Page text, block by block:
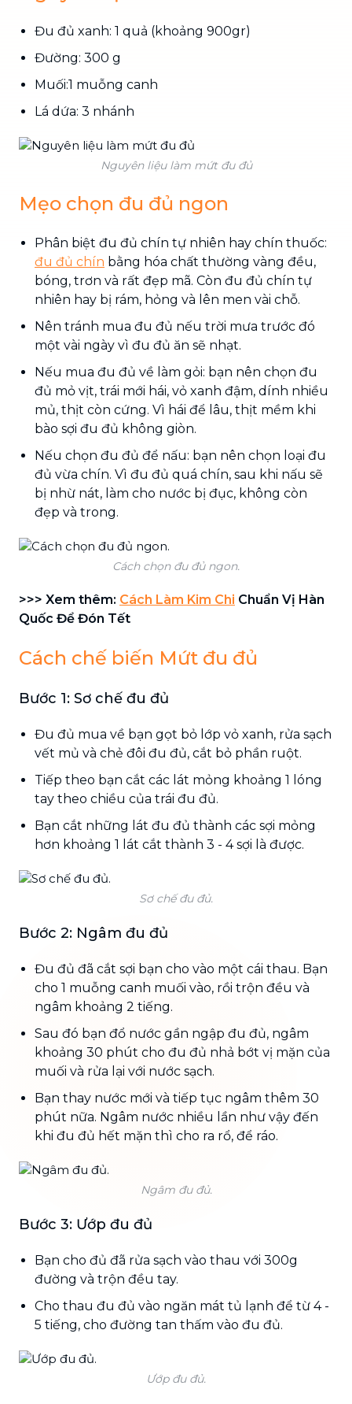
Đu đủ xanh: 1 quả (khoảng 900gr)
Đường: 300 g
Muối:1 muỗng canh
Lá dứa: 3 nhánh
Nguyên liệu làm mứt đu đủ
Mẹo chọn đu đủ ngon
Phân biệt đu đủ chín tự nhiên hay chín thuốc:
đu đủ chín bằng hóa chất thường vàng đều,
bóng, trơn và rất đẹp mã. Còn đu đủ chín tự
nhiên hay bị rám, hỏng và lên men vài chỗ.
Nên tránh mua đu đủ nếu trời mưa trước đó
một vài ngày vì đu đủ ăn sẽ nhạt.
Nếu mua đu đủ về làm gỏi: bạn nên chọn đu
đủ mỏ vịt, trái mới hái, vỏ xanh đậm, dính nhiều
mủ, thịt còn cứng. Vì hái để lâu, thịt mềm khi
bào sợi đu đủ không giòn.
Nếu chọn đu đủ để nấu: bạn nên chọn loại đu
đủ vừa chín. Vì đu đủ quá chín, sau khi nấu sẽ
bị nhừ nát, làm cho nước bị đục, không còn
đẹp và trong.
Cách chọn đu đủ ngon.
>>> Xem thêm: Cách Làm Kim Chi Chuẩn Vị Hàn
Quốc Để Đón Tết
Cách chế biến Mứt đu đủ
Bước 1: Sơ chế đu đủ
Đu đủ mua về bạn gọt bỏ lớp vỏ xanh, rửa sạch
vết mủ và chẻ đôi đu đủ, cắt bỏ phần ruột.
Tiếp theo bạn cắt các lát mỏng khoảng 1 lóng
tay theo chiều của trái đu đủ.
Bạn cắt những lát đu đủ thành các sợi mỏng
hơn khoảng 1 lát cắt thành 3 - 4 sợi là được.
Sơ chế đu đủ.
Bước 2: Ngâm đu đủ
Đu đủ đã cắt sợi bạn cho vào một cái thau. Bạn
cho 1 muỗng canh muối vào, rồi trộn đều và
ngâm khoảng 2 tiếng.
Sau đó bạn đổ nước gần ngập đu đủ, ngâm
khoảng 30 phút cho đu đủ nhả bớt vị mặn của
muối và rửa lại với nước sạch.
Bạn thay nước mới và tiếp tục ngâm thêm 30
phút nữa. Ngâm nước nhiều lần như vậy đến
khi đu đủ hết mặn thì cho ra rổ, để ráo.
Ngâm đu đủ.
Bước 3: Ướp đu đủ
Bạn cho đủ đã rửa sạch vào thau với 300g
đường và trộn đều tay.
Cho thau đu đủ vào ngăn mát tủ lạnh để từ 4 -
5 tiếng, cho đường tan thấm vào đu đủ.
Ướp đu đủ.